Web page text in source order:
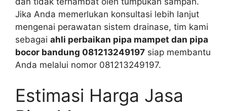
Jika Anda memerlukan konsultasi lebih lanjut
mengenai perawatan sistem drainase, tim kami
sebagai ahli perbaikan pipa mampet dan pipa
bocor bandung 081213249197 siap membantu
Anda melalui nomor 081213249197.
Estimasi Harga Jasa